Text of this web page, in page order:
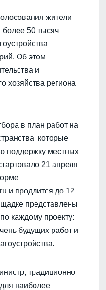
жители
более 50 тысяч
Об этом
и
хозяйства региона
в план работ на
которые
поддержку местных
21 апреля
и продлится до 12
представлены
каждому проекту:
будущих работ и
традиционно
наиболее